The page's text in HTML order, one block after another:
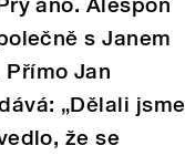
s Janem
Jan
„Dělali jsme
že se